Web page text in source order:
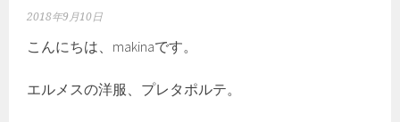
2018年9月10日
こんにちは、makinaです。
エルメスの洋服、プレタポルテ。